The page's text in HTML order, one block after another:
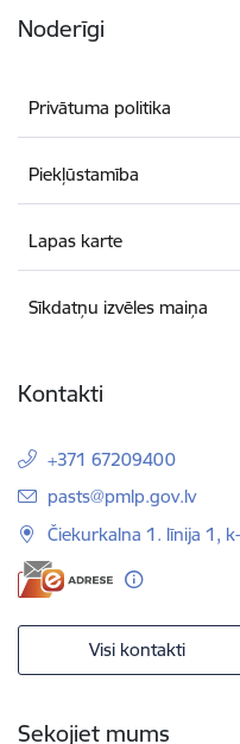
Noderīgi
Privātuma politika
Piekļūstamība
Lapas karte
Sīkdatņu izvēles maiņa
Kontakti
+371 67209400
E-pasts:
pasts@pmlp.gov.lv
Čiekurkalna 1. līnija 1,
Visi kontakti
Sekojiet mums